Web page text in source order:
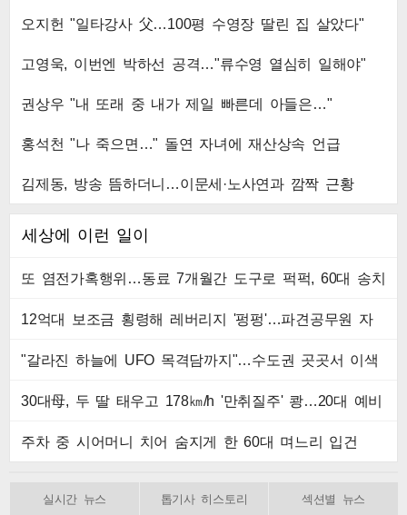
오지헌 "일타강사 父…100평 수영장 딸린 집 살았다"
고영욱, 이번엔 박하선 공격…"류수영 열심히 일해야"
권상우 "내 또래 중 내가 제일 빠른데 아들은…"
홍석천 "나 죽으면…" 돌연 자녀에 재산상속 언급
김제동, 방송 뜸하더니…이문세·노사연과 깜짝 근황
세상에 이런 일이
또 염전가혹행위…동료 7개월간 도구로 퍽퍽, 60대 송치
12억대 보조금 횡령해 레버리지 '펑펑'…파견공무원 자
수
"갈라진 하늘에 UFO 목격담까지"…수도권 곳곳서 이색
현상 포착
30대母, 두 딸 태우고 178㎞/h '만취질주' 쾅…20대 예비
신랑 참변
주차 중 시어머니 치어 숨지게 한 60대 며느리 입건
실시간 뉴스 톱기사 히스토리 섹션별 뉴스